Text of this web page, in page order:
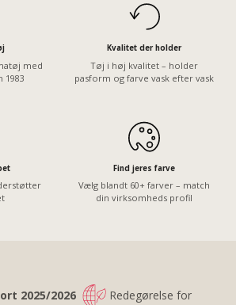
med
1983
Kvalitet der holder
Tøj i høj kvalitet – holder
pasform og farve vask efter vask
Find jeres farve
Vælg blandt 60+ farver – match
din virksomheds profil
2025/2026
Redegørelse for